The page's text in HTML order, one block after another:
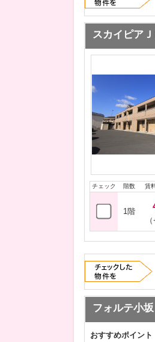
スカイピアＪ
チェック 階数 賃
1階
フォルテ小坂
おすすめポイント